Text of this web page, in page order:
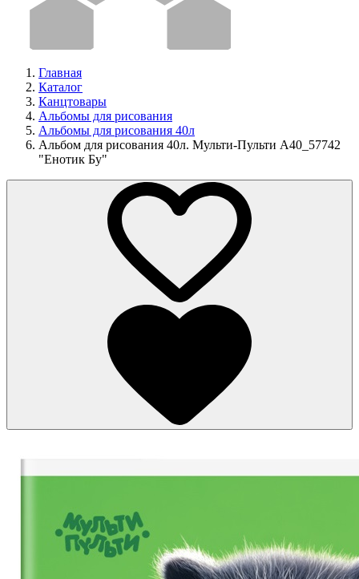
Главная
Каталог
Канцтовары
Альбомы для рисования
Альбомы для рисования 40л
Альбом для рисования 40л. Мульти-Пульти А40_57742
"Енотик Бу"